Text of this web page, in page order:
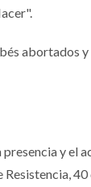
abortados
y